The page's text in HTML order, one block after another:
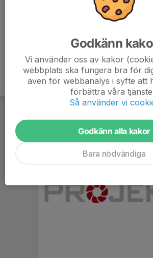
Godkänn
Vi använder oss av kakor
webbplats ska fungera bra för
även för webbanalys i syfte att
förbättra våra
Så använder vi
Godkänn alla kakor
Bara nödvändiga